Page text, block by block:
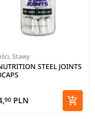
Stawy
STEEL JOINTS
90 PLN 
Dodaj